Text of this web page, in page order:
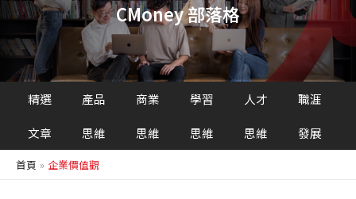
容
CMoney 部落格
精選
文章
產品
思維
商業
思維
學習
思維
人才
思維
職涯
發展
首頁 企業價值觀